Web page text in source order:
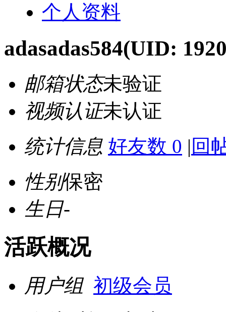
个人资料
adasadas584(UID:
邮箱状态未验证
视频认证未认证
统计信息 好友数 0 | 回
性别保密
生日-
活跃概况
用户组 初级会员